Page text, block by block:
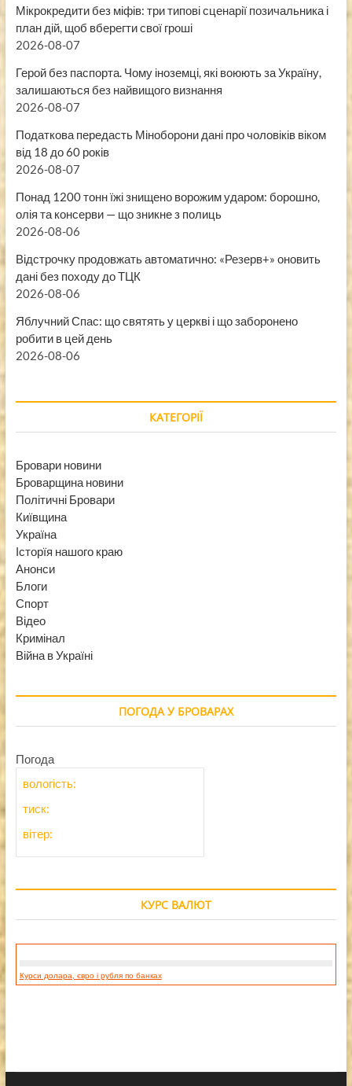
Мікрокредити без міфів: три типові сценарії позичальника і
план дій, щоб вберегти свої гроші
2026-08-07
Герой без паспорта. Чому іноземці, які воюють за Україну,
залишаються без найвищого визнання
2026-08-07
Податкова передасть Міноборони дані про чоловіків віком
від 18 до 60 років
2026-08-07
Понад 1200 тонн їжі знищено ворожим ударом: борошно,
олія та консерви — що зникне з полиць
2026-08-06
Відстрочку продовжать автоматично: «Резерв+» оновить
дані без походу до ТЦК
2026-08-06
Яблучний Спас: що святять у церкві і що заборонено
робити в цей день
2026-08-06
КАТЕГОРІЇ
Бровари новини
Броварщина новини
Політичні Бровари
Київщина
Україна
Історїя нашого краю
Анонси
Блоги
Спорт
Відео
Кримінал
Війна в Україні
ПОГОДА У БРОВАРАХ
Погода
вологість:
тиск:
вітер:
КУРС ВАЛЮТ
Курси долара, євро і рубля по банках